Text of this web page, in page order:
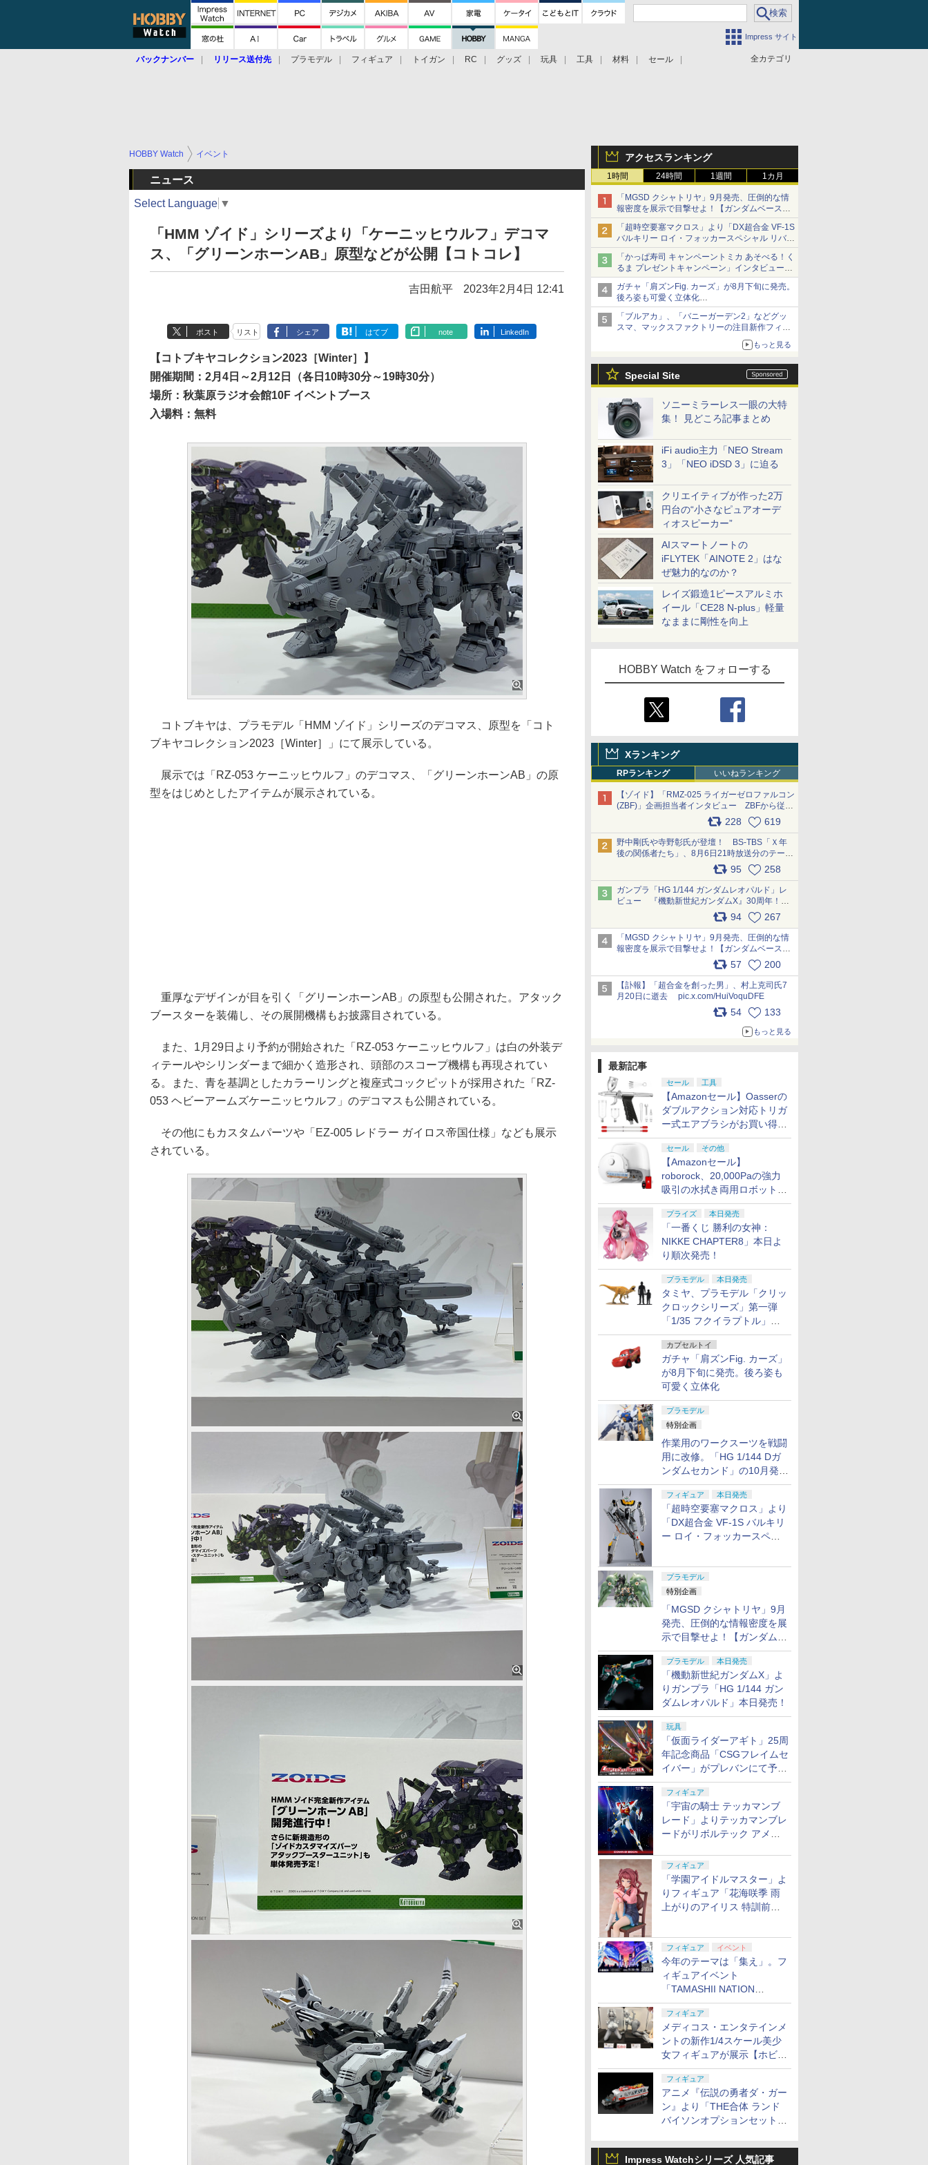
Impress サイト
全カテゴリ
バックナンバー リリース送付先 プラモデル フィギュア トイガン RC グッズ 玩具 工具 材料 セール
アクセスランキング
1時間 24時間 1週間 1カ月
「MGSD クシャトリヤ」9月発売、圧倒的な情
報密度を展示で目撃せよ！【ガンダムベース撮
り下ろし】
「超時空要塞マクロス」より「DX超合金 VF-1S
バルキリー ロイ・フォッカースペシャル リバイ
バルVer.」本日発売！
「かっぱ寿司 キャンペーントミカ あそべる！く
るま プレゼントキャンペーン」インタビュー
子どもが楽しめるかっぱ寿司ならではの体験と
コラボの楽しさを追求
ガチャ「肩ズンFig. カーズ」が8月下旬に発売。
後ろ姿も可愛く立体化
ライトニング・マックィーンやメーターなど4
種がラインナップ
「ブルアカ」、「バニーガーデン2」などグッ
スマ、マックスファクトリーの注目新作フィギ
ュアが展示【ホビーメーカー合同展示会】
もっと見る
Special Site
ソニーミラーレス一眼の大特
集！ 見どころ記事まとめ
iFi audio主力「NEO Stream
3」「NEO iDSD 3」に迫る
クリエイティブが作った2万
円台の“小さなピュアオーデ
ィオスピーカー”
AIスマートノートの
iFLYTEK「AINOTE 2」はな
ぜ魅力的なのか？
レイズ鍛造1ピースアルミホ
イール「CE28 N-plus」軽量
なままに剛性を向上
HOBBY Watch をフォローする
Xランキング
RPランキング いいねランキング
【ゾイド】「RMZ-025 ライガーゼロファルコン
(ZBF)」企画担当者インタビュー ZBFから従来
デザインまで再現可能なボリューム満点のキッ
ト pic.x.com/6zOqQAQKkX
228 619
野中剛氏や寺野彰氏が登壇！ BS-TBS「Ｘ年
後の関係者たち」、8月6日21時放送分のテーマ
は「超合金」！ pic.x.com/uWyt1uyuFm
95 258
ガンプラ「HG 1/144 ガンダムレオパルド」レ
ビュー 『機動新世紀ガンダムX』30周年！イ
ンナーアームガトリングの変形機構まで再現し
最新フォーマットでキット化！
pic.x.com/nszPIDTpbg
94 267
「MGSD クシャトリヤ」9月発売、圧倒的な情
報密度を展示で目撃せよ！【ガンダムベース撮
り下ろし】 pic.x.com/3rPjsfk7qZ
57 200
【訃報】「超合金を創った男」、村上克司氏7
月20日に逝去 pic.x.com/HuiVoquDFE
54 133
もっと見る
最新記事
セール 工具
【Amazonセール】Oasserの
ダブルアクション対応トリガ
ー式エアブラシがお買い得価
格で登場！
セール その他
【Amazonセール】
roborock、20,000Paの強力
吸引の水拭き両用ロボット掃
除機「Qrevo Curv 2 Flow」
がお買い得！
プライズ 本日発売
「一番くじ 勝利の女神：
NIKKE CHAPTER8」本日よ
り順次発売！
プラモデル 本日発売
タミヤ、プラモデル「クリッ
クロックシリーズ」第一弾
「1/35 フクイラプトル」本
日発売！
カプセルトイ
ガチャ「肩ズンFig. カーズ」
が8月下旬に発売。後ろ姿も
可愛く立体化
プラモデル
特別企画
作業用のワークスーツを戦闘
用に改修。「HG 1/144 Dガ
ンダムセカンド」の10月発送
分が予約受付中【ガンダムベ
ース撮り下ろし】
フィギュア 本日発売
「超時空要塞マクロス」より
「DX超合金 VF-1S バルキリ
ー ロイ・フォッカースペシ
プラモデル
特別企画
「MGSD クシャトリヤ」9月
発売、圧倒的な情報密度を展
示で目撃せよ！【ガンダムベ
ース撮り下ろし】
プラモデル 本日発売
「機動新世紀ガンダムX」よ
りガンプラ「HG 1/144 ガン
ダムレオパルド」本日発売！
玩具
「仮面ライダーアギト」25周
年記念商品「CSGフレイムセ
イバー」がプレバンにて予約
開始
フィギュア
「宇宙の騎士 テッカマンブ
レード」よりテッカマンブレ
ードがリボルテック アメイ
定
フィギュア
「学園アイドルマスター」よ
りフィギュア「花海咲季 雨
上がりのアイリス 特訓前
フィギュア イベント
今年のテーマは「集え」。フ
ィギュアイベント
「TAMASHII NATION
2026」が11月13日より開催
決定
フィギュア
メディコス・エンタテインメ
ントの新作1/4スケール美少
女フィギュアが展示【ホビー
メーカー合同展示会】
フィギュア
アニメ『伝説の勇者ダ・ガー
ン』より「THE合体 ランド
バイソンオプションセット」
Impress Watchシリーズ 人気記事
HOBBY Watch イベント
ニュース
Select Language ▼
「HMM ゾイド」シリーズより「ケーニッヒウルフ」デコマ
ス、「グリーンホーンAB」原型などが公開【コトコレ】
吉田航平 2023年2月4日 12:41
ポスト リスト シェア はてブ note LinkedIn
【コトブキヤコレクション2023［Winter］】
開催期間：2月4日～2月12日（各日10時30分～19時30分）
場所：秋葉原ラジオ会館10F イベントブース
入場料：無料
コトブキヤは、プラモデル「HMM ゾイド」シリーズのデコマス、原型を「コト
ブキヤコレクション2023［Winter］」にて展示している。
展示では「RZ-053 ケーニッヒウルフ」のデコマス、「グリーンホーンAB」の原
型をはじめとしたアイテムが展示されている。
重厚なデザインが目を引く「グリーンホーンAB」の原型も公開された。アタック
ブースターを装備し、その展開機構もお披露目されている。
また、1月29日より予約が開始された「RZ-053 ケーニッヒウルフ」は白の外装デ
ィテールやシリンダーまで細かく造形され、頭部のスコープ機構も再現されてい
る。また、青を基調としたカラーリングと複座式コックピットが採用された「RZ-
053 ヘビーアームズケーニッヒウルフ」のデコマスも公開されている。
その他にもカスタムパーツや「EZ-005 レドラー ガイロス帝国仕様」なども展示
されている。